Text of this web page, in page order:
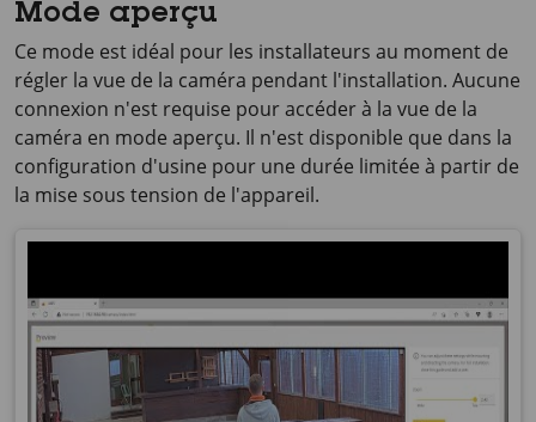
Mode aperçu
Ce mode est idéal pour les installateurs au moment de
régler la vue de la caméra pendant l'installation. Aucune
connexion n'est requise pour accéder à la vue de la
caméra en mode aperçu. Il n'est disponible que dans la
configuration d'usine pour une durée limitée à partir de
la mise sous tension de l'appareil.